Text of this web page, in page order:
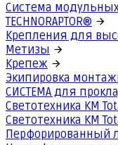
Система
TECHNORAPTOR®
Крепления для
Метизы
Крепеж
Экипировка
СИСТЕМА для
Светотехника КМ
Светотехника КМ
Перфорированный